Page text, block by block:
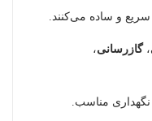
و ساده می‌کنند.
،گازرسانی،